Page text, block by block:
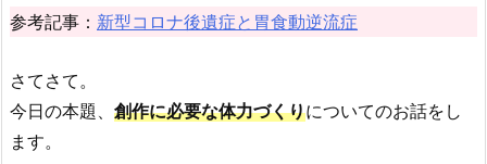
参考記事： 新型コロナ後遺症と胃食動逆流症
さてさて。
今日の本題、 創作に必要な体力づくりについてのお話をし
ます。